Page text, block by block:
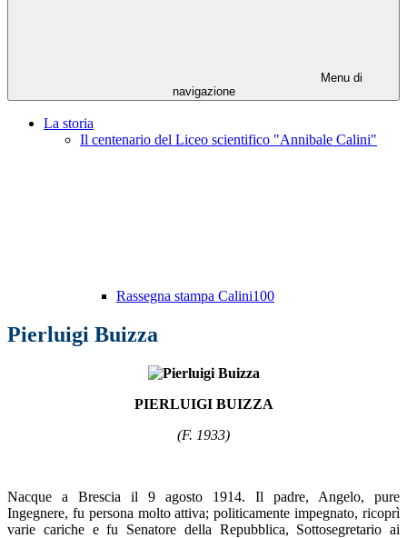
Menu di
navigazione
La storia
Il centenario del Liceo scientifico "Annibale Calini"
Rassegna stampa Calini100
Pierluigi Buizza
PIERLUIGI BUIZZA
(F. 1933)
Nacque a Brescia il 9 agosto 1914. Il padre, Angelo, pure
Ingegnere, fu persona molto attiva; politicamente impegnato, ricoprì
varie cariche e fu Senatore della Repubblica, Sottosegretario ai